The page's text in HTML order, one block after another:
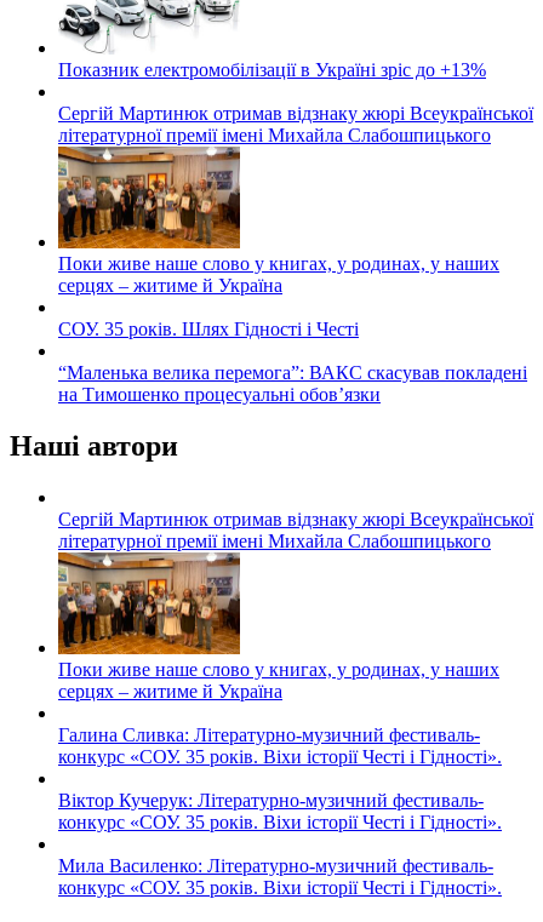
Показник електромобілізації в Україні зріс до +13%
Сергій Мартинюк отримав відзнаку жюрі Всеукраїнської
літературної премії імені Михайла Слабошпицького
Поки живе наше слово у книгах, у родинах, у наших
серцях – житиме й Україна
СОУ. 35 років. Шлях Гідності і Честі
“Маленька велика перемога”: ВАКС скасував покладені
на Тимошенко процесуальні обов’язки
Наші автори
Сергій Мартинюк отримав відзнаку жюрі Всеукраїнської
літературної премії імені Михайла Слабошпицького
Поки живе наше слово у книгах, у родинах, у наших
серцях – житиме й Україна
Галина Сливка: Літературно-музичний фестиваль-
конкурс «СОУ. 35 років. Віхи історії Честі і Гідності».
Віктор Кучерук: Літературно-музичний фестиваль-
конкурс «СОУ. 35 років. Віхи історії Честі і Гідності».
Мила Василенко: Літературно-музичний фестиваль-
конкурс «СОУ. 35 років. Віхи історії Честі і Гідності».